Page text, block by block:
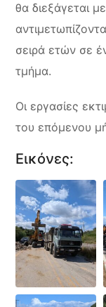
θα διεξάγεται
σειρά ετών σε
τμήμα.
Οι εργασίες
του επόμενου
Εικόνες: